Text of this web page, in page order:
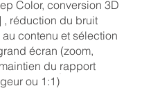
Color, conversion 3D
, réduction du bruit
contenu et sélection
écran (zoom,
du rapport
ou 1:1)